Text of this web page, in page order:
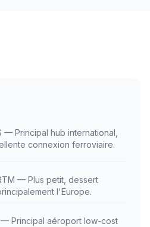
— Principal hub international,
connexion ferroviaire.
— Plus petit, dessert
l'Europe.
— Principal aéroport low-cost